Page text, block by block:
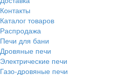
Контакты
Каталог товаров
Распродажа
Печи для бани
Дровяные печи
Электрические печи
Газо-дровяные печи